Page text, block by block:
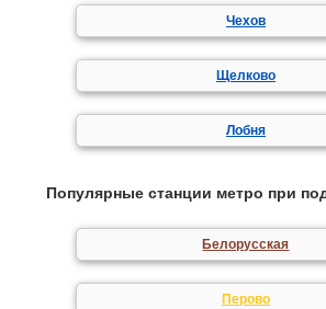
Чехов
Щелково
Лобня
Популярные станции метро при
Белорусская
Перово